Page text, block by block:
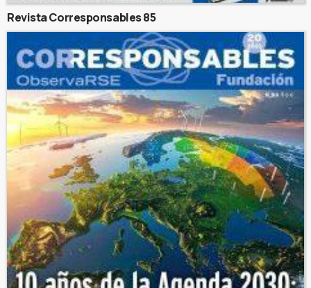
Revista Corresponsables 85